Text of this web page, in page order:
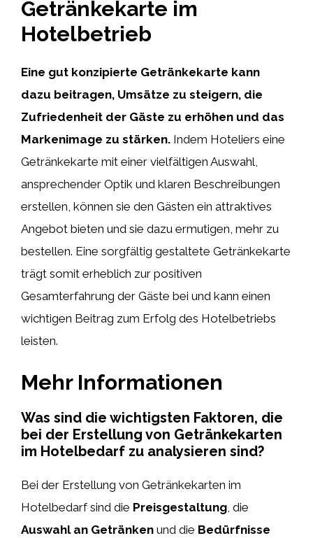
Getränkekarte im
Hotelbetrieb
Eine gut konzipierte Getränkekarte kann
dazu beitragen, Umsätze zu steigern, die
Zufriedenheit der Gäste zu erhöhen und das
Markenimage zu stärken. Indem Hoteliers eine
Getränkekarte mit einer vielfältigen Auswahl,
ansprechender Optik und klaren Beschreibungen
erstellen, können sie den Gästen ein attraktives
Angebot bieten und sie dazu ermutigen, mehr zu
bestellen. Eine sorgfältig gestaltete Getränkekarte
trägt somit erheblich zur positiven
Gesamterfahrung der Gäste bei und kann einen
wichtigen Beitrag zum Erfolg des Hotelbetriebs
leisten.
Mehr Informationen
Was sind die wichtigsten Faktoren, die
bei der Erstellung von Getränkekarten
im Hotelbedarf zu analysieren sind?
Bei der Erstellung von Getränkekarten im
Hotelbedarf sind die Preisgestaltung , die
Auswahl an Getränken und die Bedürfnisse